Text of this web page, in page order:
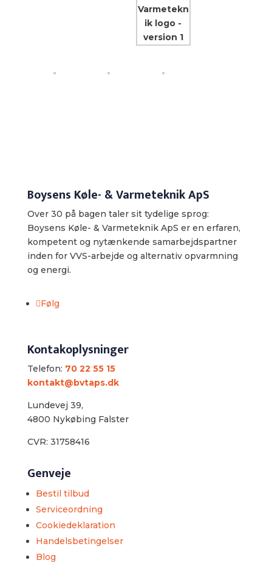
Boysens Køle- & Varmeteknik ApS
Over 30 på bagen taler sit tydelige sprog:
Boysens Køle- & Varmeteknik ApS er en erfaren,
kompetent og nytænkende samarbejdspartner
inden for VVS-arbejde og alternativ opvarmning
og energi.
Følg
Kontakoplysninger
Telefon: 70 22 55 15
kontakt@bvtaps.dk
Lundevej 39,
4800 Nykøbing Falster
CVR: 31758416
Genveje
Bestil tilbud
Serviceordning
Cookiedeklaration
Handelsbetingelser
Blog